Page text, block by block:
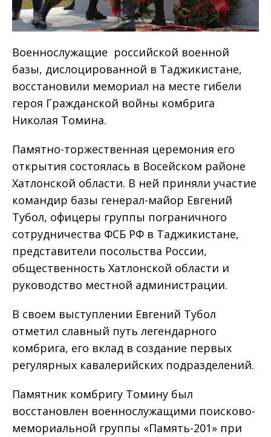
Военнослужащие российской военной
базы, дислоцированной в Таджикистане,
восстановили мемориал на месте гибели
героя Гражданской войны комбрига
Николая Томина.
Памятно-торжественная церемония его
открытия состоялась в Восейском районе
Хатлонской области. В ней приняли участие
командир базы генерал-майор Евгений
Тубол, офицеры группы пограничного
сотрудничества ФСБ РФ в Таджикистане,
представители посольства России,
общественность Хатлонской области и
руководство местной администрации.
В своем выступлении Евгений Тубол
отметил славный путь легендарного
комбрига, его вклад в создание первых
регулярных кавалерийских подразделений.
Памятник комбригу Томину был
восстановлен военнослужащими поисково-
мемориальной группы «Память-201» при